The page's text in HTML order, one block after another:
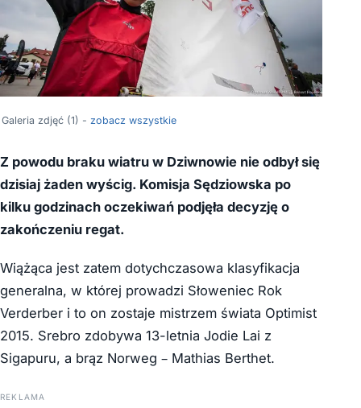
Galeria zdjęć (1) - zobacz wszystkie
Z powodu braku wiatru w Dziwnowie nie odbył się
dzisiaj żaden wyścig. Komisja Sędziowska po
kilku godzinach oczekiwań podjęła decyzję o
zakończeniu regat.
Wiążąca jest zatem dotychczasowa klasyfikacja
generalna, w której prowadzi Słoweniec Rok
Verderber i to on zostaje mistrzem świata Optimist
2015. Srebro zdobywa 13-letnia Jodie Lai z
Sigapuru, a brąz Norweg – Mathias Berthet.
REKLAMA